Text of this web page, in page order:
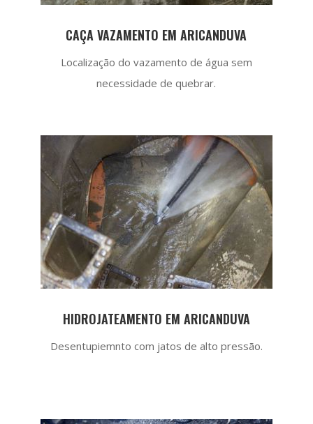
CAÇA VAZAMENTO EM ARICANDUVA
Localização do vazamento de água sem
necessidade de quebrar.
HIDROJATEAMENTO EM ARICANDUVA
Desentupiemnto com jatos de alto pressão.